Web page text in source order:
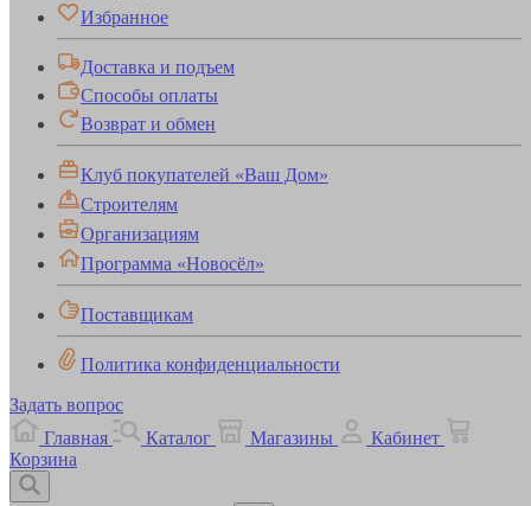
Избранное
Доставка и подъем
Способы оплаты
Возврат и обмен
Клуб покупателей «Ваш Дом»
Строителям
Организациям
Программа «Новосёл»
Поставщикам
Политика конфиденциальности
Задать вопрос
Главная
Каталог Магазины
Кабинет
Корзина